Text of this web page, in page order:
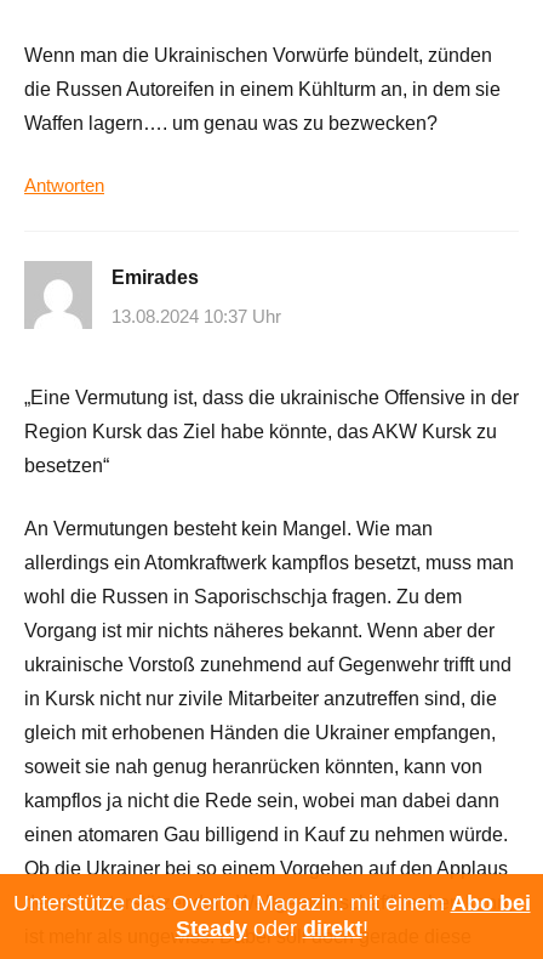
Wenn man die Ukrainischen Vorwürfe bündelt, zünden
die Russen Autoreifen in einem Kühlturm an, in dem sie
Waffen lagern…. um genau was zu bezwecken?
Antworten
Emirades
13.08.2024 10:37 Uhr
„Eine Vermutung ist, dass die ukrainische Offensive in der
Region Kursk das Ziel habe könnte, das AKW Kursk zu
besetzen“
An Vermutungen besteht kein Mangel. Wie man
allerdings ein Atomkraftwerk kampflos besetzt, muss man
wohl die Russen in Saporischschja fragen. Zu dem
Vorgang ist mir nichts näheres bekannt. Wenn aber der
ukrainische Vorstoß zunehmend auf Gegenwehr trifft und
in Kursk nicht nur zivile Mitarbeiter anzutreffen sind, die
gleich mit erhobenen Händen die Ukrainer empfangen,
soweit sie nah genug heranrücken könnten, kann von
kampflos ja nicht die Rede sein, wobei man dabei dann
einen atomaren Gau billigend in Kauf zu nehmen würde.
Ob die Ukrainer bei so einem Vorgehen auf den Applaus
der sie unterstützenden „Weltgemeinschaft“ rechen kann,
ist mehr als ungewiss. Dabei soll doch gerade diese
Unterstütze das Overton Magazin: mit einem Abo bei
Steadyoder direkt!